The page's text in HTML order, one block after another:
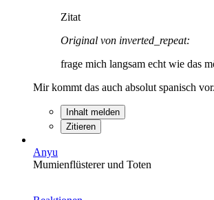
Zitat
Original von inverted_repeat:
frage mich langsam echt wie das
Mir kommt das auch absolut spanisch vor.
Inhalt melden
Zitieren
Anyu
Mumienflüsterer und Toten